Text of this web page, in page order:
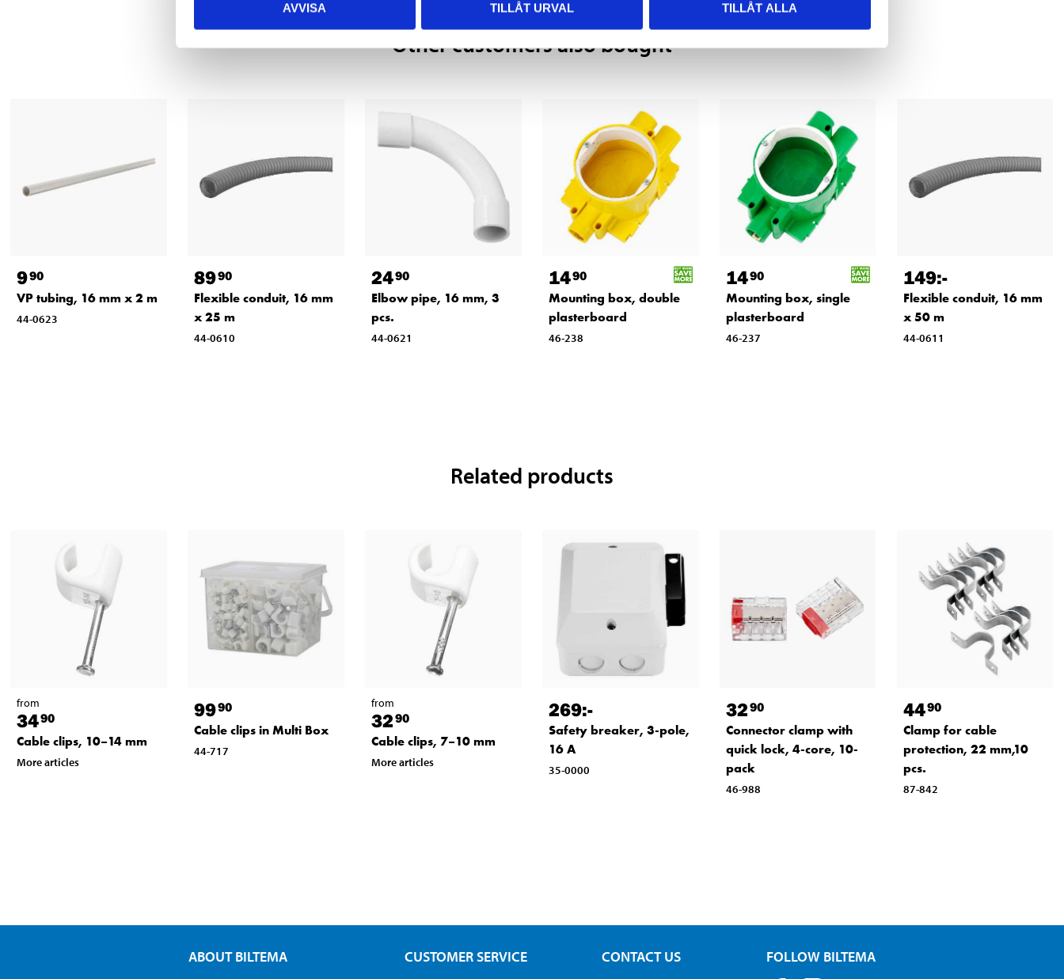
AVVISA TILLÅT URVAL TILLÅT ALLA
Other customers also bought
990
VP tubing, 16 mm x 2 m
44-0623
8990
Flexible conduit, 16 mm
x 25 m
44-0610
2490
Elbow pipe, 16 mm, 3
pcs.
44-0621
1490
Mounting box, double
plasterboard
46-238
1490
Mounting box, single
plasterboard
46-237
149:-
Flexible conduit, 16 mm
x 50 m
44-0611
Related products
from
3490
Cable clips, 10–14 mm
More articles
9990
Cable clips in Multi Box
44-717
from
3290
Cable clips, 7–10 mm
More articles
269:-
Safety breaker, 3-pole,
16 A
35-0000
3290
Connector clamp with
quick lock, 4-core, 10-
pack
46-988
4490
Clamp for cable
protection, 22 mm,10
pcs.
87-842
ABOUT BILTEMA CUSTOMER SERVICE CONTACT US FOLLOW BILTEMA